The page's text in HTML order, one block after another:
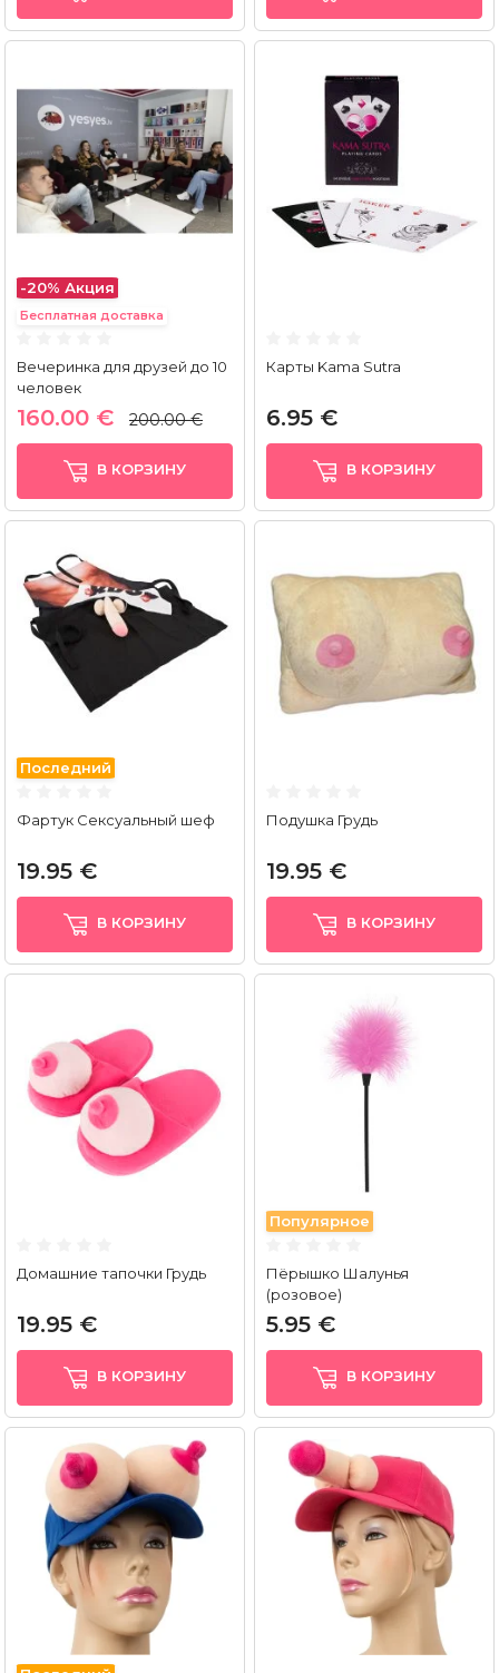
-20% Акция
Бесплатная доставка
Вечеринка для друзей до 10
человек
160.00 € 200.00 €
В КОРЗИНУ
Карты Kama Sutra
6.95 €
В КОРЗИНУ
Последний
Фартук Сексуальный шеф
19.95 €
В КОРЗИНУ
Подушка Грудь
19.95 €
В КОРЗИНУ
Домашние тапочки Грудь
19.95 €
В КОРЗИНУ
Популярное
Пёрышко Шалунья
(розовое)
5.95 €
В КОРЗИНУ